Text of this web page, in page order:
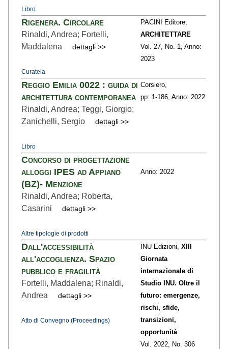
Libro
Rigenera. Circolare
Rinaldi, Andrea; Fortelli,
Maddalena
dettagli >>
Curatela
PACINI Editore,
ARCHITETTARE
Vol. 27, No. 1, Anno:
2023
Reggio Emilia 0022 : guida di
architettura contemporanea
Rinaldi, Andrea; Teggi, Giorgio;
Zanichelli, Sergio
dettagli >>
Libro
Corsiero,
pp: 1-186, Anno: 2022
Concorso di progettazione
alloggi IPES ad Appiano
(BZ)- Menzione
Rinaldi, Andrea; Roberta,
Casarini
dettagli >>
Altre tipologie di prodotti
Anno: 2022
Dall'accessibilità
all'accoglienza. Spazio
pubblico e fragilità
Fortelli, Maddalena; Rinaldi,
Andrea
dettagli >>
Atto di Convegno (Proceedings)
INU Edizioni,XIII
Giornata
internazionale di
Studio INU. Oltre il
futuro: emergenze,
rischi, sfide,
transizioni,
opportunità
Vol. 2022, No. 306